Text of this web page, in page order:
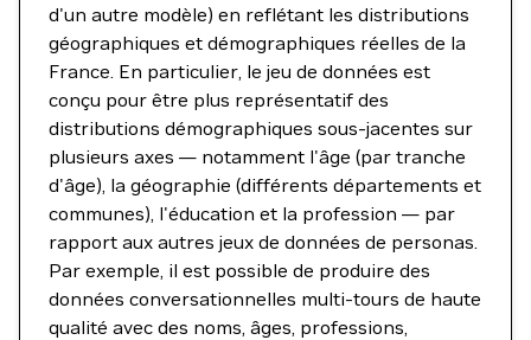
d'un autre modèle) en reflétant les distributions
géographiques et démographiques réelles de la
France. En particulier, le jeu de données est
conçu pour être plus représentatif des
distributions démographiques sous-jacentes sur
plusieurs axes — notamment l'âge (par tranche
d'âge), la géographie (différents départements et
communes), l'éducation et la profession — par
rapport aux autres jeux de données de personas.
Par exemple, il est possible de produire des
données conversationnelles multi-tours de haute
qualité avec des noms, âges, professions,